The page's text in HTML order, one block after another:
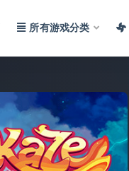
所有游戏分类